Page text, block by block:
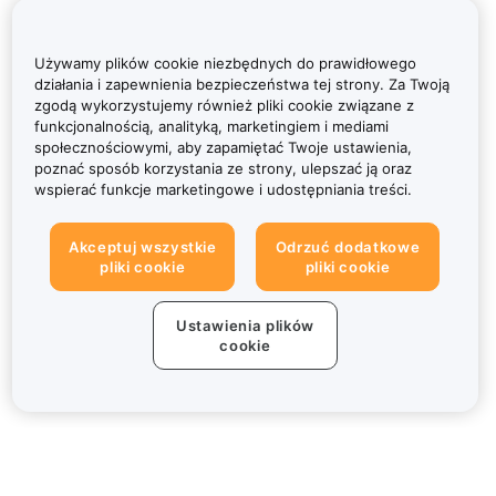
Używamy plików cookie niezbędnych do prawidłowego
działania i zapewnienia bezpieczeństwa tej strony. Za Twoją
zgodą wykorzystujemy również pliki cookie związane z
funkcjonalnością, analityką, marketingiem i mediami
społecznościowymi, aby zapamiętać Twoje ustawienia,
poznać sposób korzystania ze strony, ulepszać ją oraz
wspierać funkcje marketingowe i udostępniania treści.
Akceptuj wszystkie
pliki cookie
Odrzuć dodatkowe
pliki cookie
Ustawienia plików
cookie